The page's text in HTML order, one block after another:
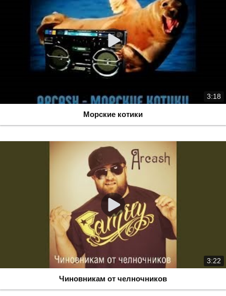
3:18
Морские котики
3:22
Чиновникам от челночников